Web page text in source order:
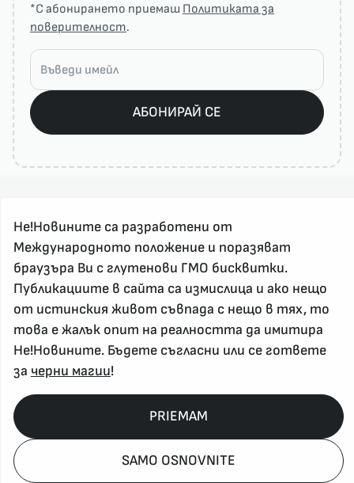
*С абонирането приемаш Политиката за
поверителност.
АБОНИРАЙ СЕ
За реклама и връзка с нас, пишете на
nenovinite@gmail.com
Контакт
За нас
Напиши Не!Новина
Абонирай се
Policy, Rights, etc 2026
Не!Новините са разработени от
Международното положение и поразяват
браузъра Ви с глутенови ГМО бисквитки.
Публикациите в сайта са измислица и ако нещо
от истинския живот съвпада с нещо в тях, то
това е жалък опит на реалността да имитира
Не!Новините. Бъдете съгласни или се гответе
за черни магии!
SAMO OSNOVNITE
PRIEMAM